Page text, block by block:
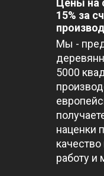
15% за
Мы -
5000
наценки
работу и